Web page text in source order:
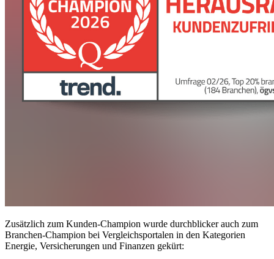
Zusätzlich zum Kunden-Champion wurde durchblicker auch zum
Branchen-Champion bei Vergleichsportalen in den Kategorien
Energie, Versicherungen und Finanzen gekürt: